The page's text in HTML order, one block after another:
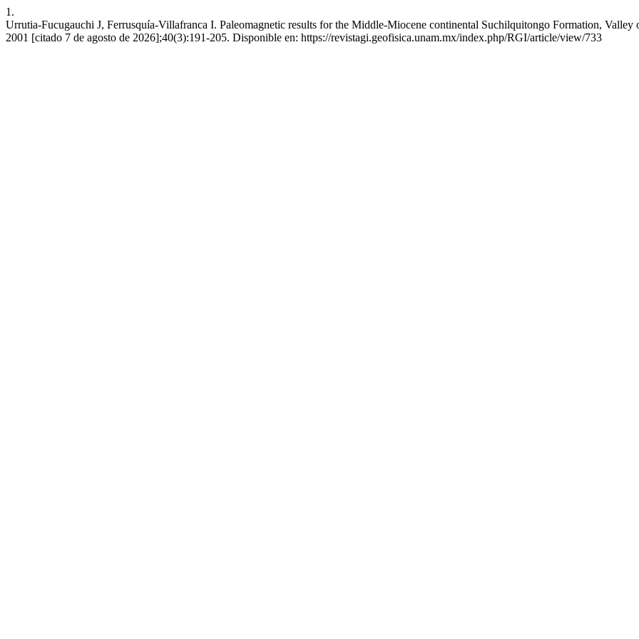
1.
Urrutia-Fucugauchi J, Ferrusquía-Villafranca I. Paleomagnetic results for the Middle-Miocene continental Suchilquitongo Formation,
2001 [citado 7 de agosto de 2026];40(3):191-205. Disponible en: https://revistagi.geofisica.unam.mx/index.php/RGI/article/view/733